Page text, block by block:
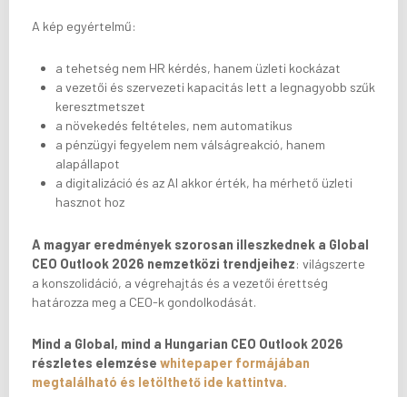
A kép egyértelmű:
a tehetség nem HR kérdés, hanem üzleti kockázat
a vezetői és szervezeti kapacitás lett a legnagyobb szűk
keresztmetszet
a növekedés feltételes, nem automatikus
a pénzügyi fegyelem nem válságreakció, hanem
alapállapot
a digitalizáció és az AI akkor érték, ha mérhető üzleti
hasznot hoz
A magyar eredmények szorosan illeszkednek a Global
CEO Outlook 2026 nemzetközi trendjeihez: világszerte
a konszolidáció, a végrehajtás és a vezetői érettség
határozza meg a CEO-k gondolkodását.
Mind a Global, mind a Hungarian CEO Outlook 2026
részletes elemzésewhitepaper formájában
megtalálható és letölthető ide kattintva.